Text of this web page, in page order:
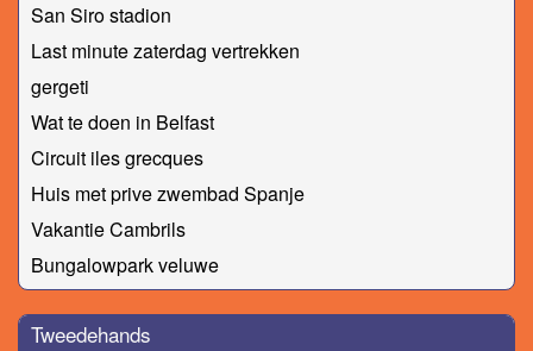
San Siro stadion
Last minute zaterdag vertrekken
gergeti
Wat te doen in Belfast
Circuit iles grecques
Huis met prive zwembad Spanje
Vakantie Cambrils
Bungalowpark veluwe
Tweedehands